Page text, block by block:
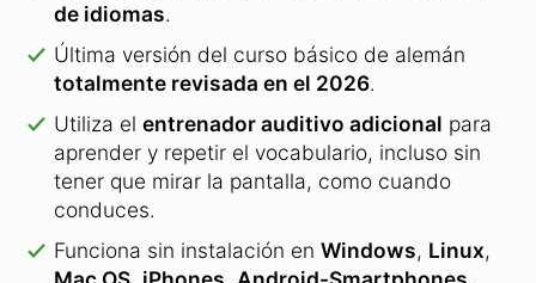
de idiomas.
Última versión del curso básico de alemán
totalmente revisada en el 2026.
Utiliza el entrenador auditivo adicional para
aprender y repetir el vocabulario, incluso sin
tener que mirar la pantalla, como cuando
conduces.
Funciona sin instalación en Windows, Linux,